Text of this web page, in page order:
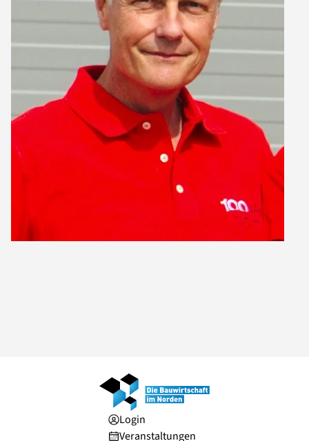
Login
Veranstaltungen